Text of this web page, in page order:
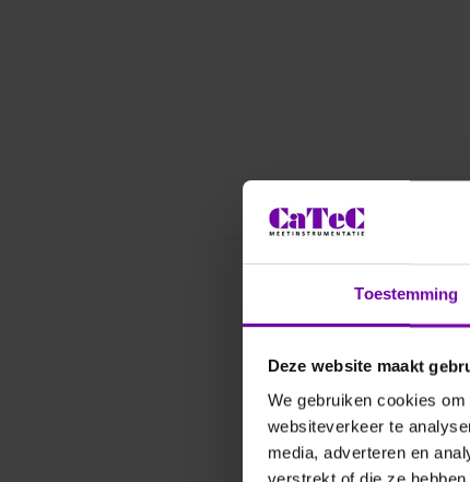
Toestemming
Deze website maakt
We gebruiken cookies
websiteverkeer te
media, adverteren en